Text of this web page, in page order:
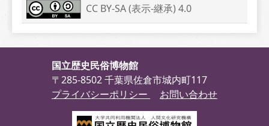
CC BY-SA (表示-継承) 4.0
国立歴史民俗博物館
〒285-8502 千葉県佐倉市城内町117
プライバシーポリシー
お問い合わせ